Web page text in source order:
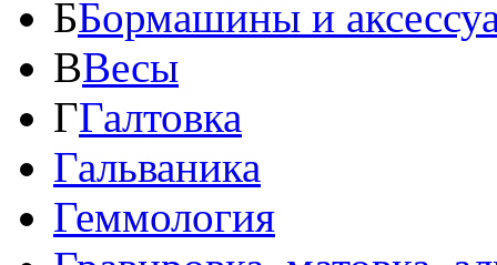
ББормашины и
ВВесы
ГГалтовка
Гальваника
Геммология